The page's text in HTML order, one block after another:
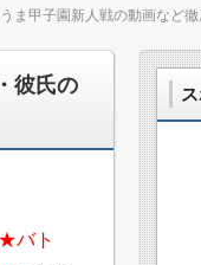
ま甲子園新人戦の動画など徹
彼氏の
バト